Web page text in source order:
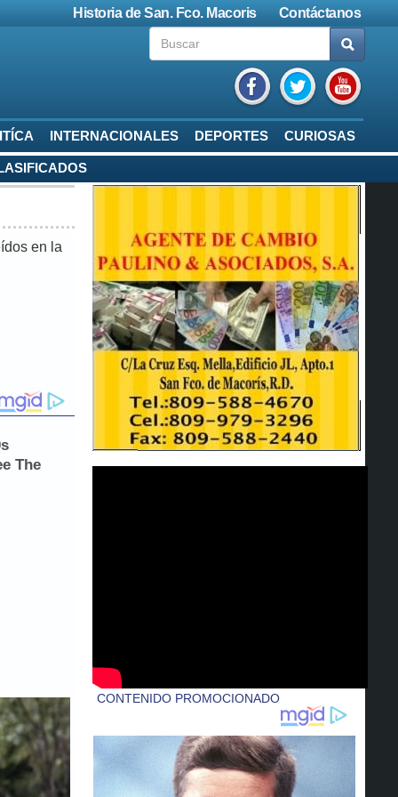
Contáctanos
Historia de San. Fco. Macoris
INTERNACIONALES DEPORTES CURIOSAS
en la